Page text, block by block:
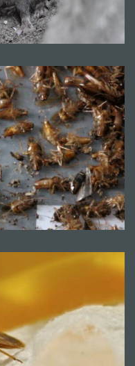
TERMISER
par MACWIN ©